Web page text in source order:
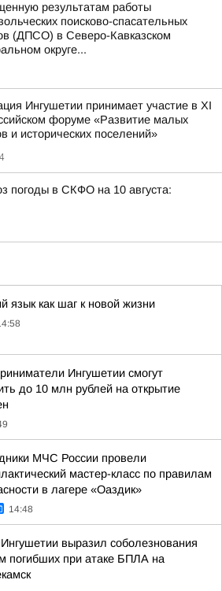
результатам работы
поисково-спасательных
(ДПСО) в Северо-Кавказском
округе...
Ингушетии принимает участие в XI
форуме «Развитие малых
и исторических поселений»
погоды в СКФО на 10 августа:
язык как шаг к новой жизни
Ингушетии смогут
до 10 млн рублей на открытие
МЧС России провели
мастер-класс по правилам
в лагере «Оаздик»
14:48
выразил соболезнования
погибших при атаке БПЛА на